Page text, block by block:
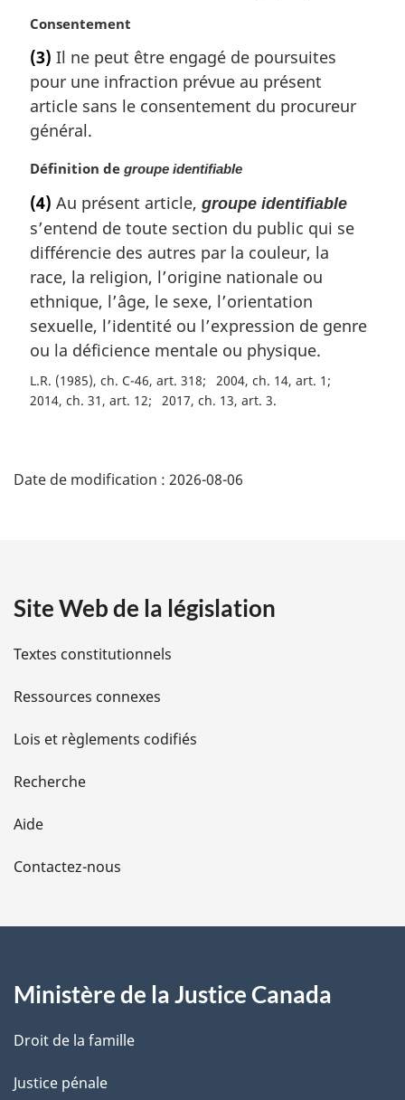
N
t
e
m
r
g
n
a
e
:
Consentement
(3) Il ne peut être engagé de poursuites
pour une infraction prévue au présent
article sans le consentement du procureur
général.
N
t
e
m
r
g
i
n
l
e
Définition de groupe identifiable
(4) Au présent article, groupe identifiable
s’entend de toute section du public qui se
différencie des autres par la couleur, la
race, la religion, l’origine nationale ou
ethnique, l’âge, le sexe, l’orientation
sexuelle, l’identité ou l’expression de genre
ou la déficience mentale ou physique.
L.R. (1985), ch. C-46, art. 318
2004, ch. 14, art. 1
2014, ch. 31, art. 12
2017, ch. 13, art. 3
é
i
l
s
d
e
l
a
e
Date de modification : 2026-08-06
Site Web de la législation
Textes constitutionnels
Ressources connexes
Lois et règlements codifiés
Recherche
Aide
Contactez-nous
Ministère de la Justice Canada
Droit de la famille
Justice pénale